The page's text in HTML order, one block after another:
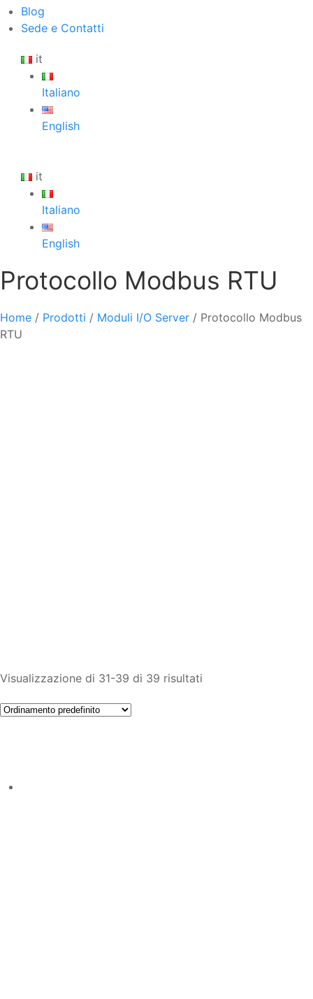
Blog
Sede e Contatti
it
Italiano
English
it
Italiano
English
Protocollo Modbus RTU
Home / Prodotti / Moduli I/O Server / Protocollo Modbus
RTU
Visualizzazione di 31-39 di 39 risultati